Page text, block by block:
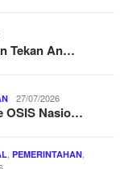
Tekan An…
27/07/2026
OSIS Nasio…
, PEMERINTAHAN,